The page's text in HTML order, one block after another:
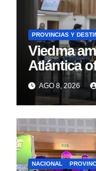
PROVINCIAS Y
Viedma
Atlántica
turísticos
AGO 8, 2026
NACIONAL